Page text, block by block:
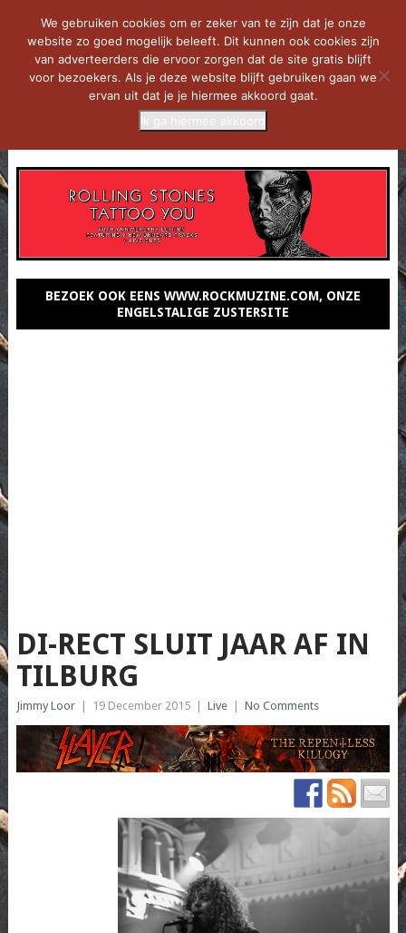
BEZOEK OOK EENS WWW.ROCKMUZINE.COM, ONZE
ENGELSTALIGE ZUSTERSITE
DI-RECT SLUIT JAAR AF IN
TILBURG
Jimmy Loor 19 December 2015 Live No Comments
We gebruiken cookies om er zeker van te zijn dat je onze
website zo goed mogelijk beleeft. Dit kunnen ook cookies zijn
van adverteerders die ervoor zorgen dat de site gratis blijft
voor bezoekers. Als je deze website blijft gebruiken gaan we
ervan uit dat je je hiermee akkoord gaat.
Ik ga hiermee akkoord